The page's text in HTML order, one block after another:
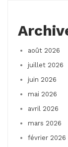
août 2026
juillet 2026
juin 2026
mai 2026
avril 2026
mars 2026
février 2026